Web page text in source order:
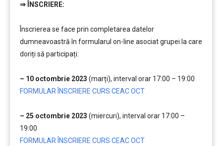
⇒ ÎNSCRIERE:
Înscrierea se face prin completarea datelor
dumneavoastră în formularul on-line asociat grupei la care
doriți să participați:
– 10 octombrie 2023 (marți), interval orar 17:00 – 19:00
FORMULAR ÎNSCRIERE CURS CEAC OCT
– 25 octombrie 2023 (miercuri), interval orar 17:00 –
19:00
FORMULAR ÎNSCRIERE CURS CEAC OCT